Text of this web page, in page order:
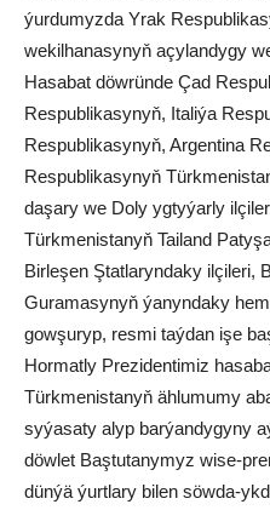
ýurdumyzda Yrak
wekilhanasynyň açylandygy
Hasabat döwründe Çad
Respublikasynyň, Italiýa
Respublikasynyň, Argentina
Respublikasynyň
daşary we Doly ygtyýarly
Türkmenistanyň Tailand
Birleşen Ştatlaryndaky ilçileri,
Guramasynyň ýanyndaky
gowşuryp, resmi taýdan işe
Hormatly Prezidentimiz
Türkmenistanyň ählumumy
syýasaty alyp barýandygyny
döwlet Baştutanymyz wise-
dünýä ýurtlary bilen söwda-